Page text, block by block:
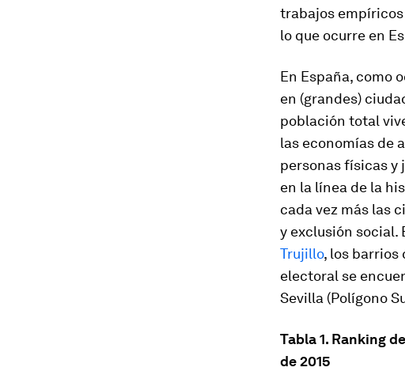
trabajos empíricos
lo que ocurre en
En España, como
en (grandes)
población total
las economías de
personas físicas y
en la línea de la
cada vez más las
y exclusión social.
Trujillo, los barrios
electoral se
Sevilla (Polígono
Tabla 1. Ranking
de 2015